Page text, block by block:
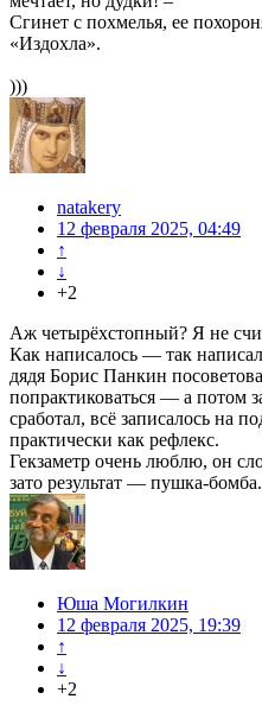
Сгинет с похмелья, ее
«Издохла».
)))
natakery
12 февраля 2025, 04:49
↑
↓
+2
Аж четырёхстопный? Я не
Как написалось — так
дядя Борис Панкин
попрактиковаться — а потом
сработал, всё записалось на
практически как рефлекс.
Гекзаметр очень люблю, он
зато результат — пушка-бомба.
Юша Могилкин
12 февраля 2025, 19:39
↑
↓
+2